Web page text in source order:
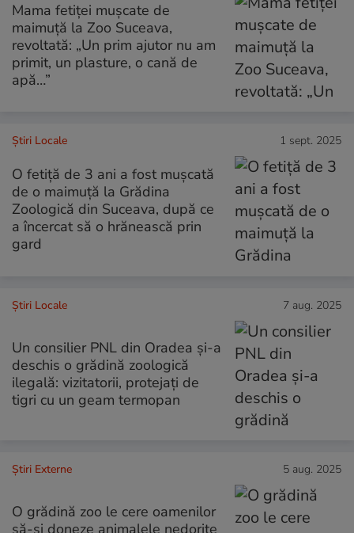
Mama fetiței mușcate de
maimuță la Zoo Suceava,
revoltată: „Un prim ajutor nu am
primit, un plasture, o cană de
apă…”
Știri Locale 1 sept. 2025
O fetiță de 3 ani a fost mușcată
de o maimuță la Grădina
Zoologică din Suceava, după ce
a încercat să o hrănească prin
gard
Știri Locale 7 aug. 2025
Un consilier PNL din Oradea și-a
deschis o grădină zoologică
ilegală: vizitatorii, protejați de
tigri cu un geam termopan
Știri Externe 5 aug. 2025
O grădină zoo le cere oamenilor
să-și doneze animalele nedorite